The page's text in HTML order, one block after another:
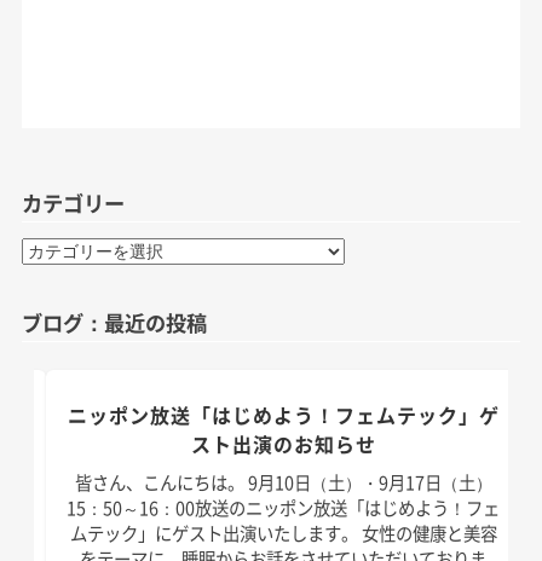
カテゴリー
カ
リ
ブログ：最近の投稿
ニッポン放送「はじめよう！フェムテック」ゲ
スト出演のお知らせ
皆さん、こんにちは。 9月10日（土）・9月17日（土）
15：50～16：00放送のニッポン放送「はじめよう！フェ
ムテック」にゲスト出演いたします。 女性の健康と美容